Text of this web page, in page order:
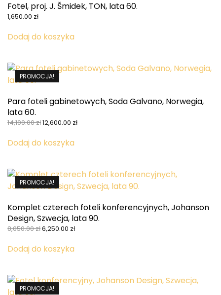
Fotel, proj. J. Šmidek, TON, lata 60.
1,650.00 zł
Dodaj do koszyka
PROMOCJA!
Para foteli gabinetowych, Soda Galvano, Norwegia,
lata 60.
14,100.00złPierwotna
wynosiła:
14,100.00 zł.
12,600.00 złAktualna
Dodaj do koszyka
PROMOCJA!
Komplet czterech foteli konferencyjnych, Johanson
Design, Szwecja, lata 90.
8,050.00złPierwotna
wynosiła:
8,050.00 zł.
6,250.00 złAktualna
Dodaj do koszyka
PROMOCJA!